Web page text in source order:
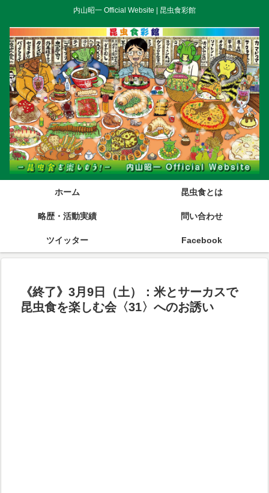
内山昭一 Official Website | 昆虫食彩館
ホーム 昆虫食とは
略歴・活動実績 問い合わせ
ツイッター Facebook
《終了》3月9日（土）：米とサーカスで
昆虫食を楽しむ会〈31〉へのお誘い